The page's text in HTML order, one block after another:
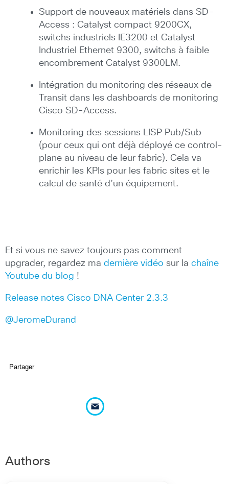
Support de nouveaux matériels dans SD-
Access : Catalyst compact 9200CX,
switchs industriels IE3200 et Catalyst
Industriel Ethernet 9300, switchs à faible
encombrement Catalyst 9300LM.
Intégration du monitoring des réseaux de
Transit dans les dashboards de monitoring
Cisco SD-Access.
Monitoring des sessions LISP Pub/Sub
(pour ceux qui ont déjà déployé ce control-
plane au niveau de leur fabric). Cela va
enrichir les KPIs pour les fabric sites et le
calcul de santé d’un équipement.
Et si vous ne savez toujours pas comment
upgrader, regardez ma dernière vidéo sur la chaîne
Youtube du blog !
Release notes Cisco DNA Center 2.3.3
@JeromeDurand
Partager
Authors